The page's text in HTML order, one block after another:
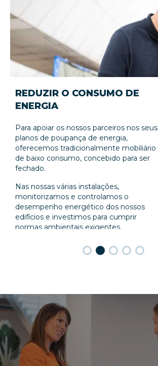
REDUZIR O CONSUMO DE
ENERGIA
Para apoiar os nossos parceiros nos seus
planos de poupança de energia,
oferecemos tradicionalmente mobiliário
de baixo consumo, concebido para ser
fechado.
Nas nossas várias instalações,
monitorizamos e controlamos o
desempenho energético dos nossos
edifícios e investimos para cumprir
normas ambientais exigentes.
Um grupo de projeto “eficiência
energética” define e orienta as acções